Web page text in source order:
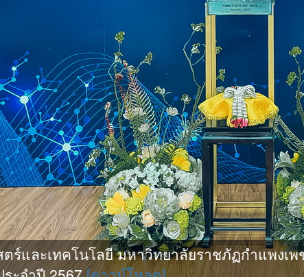
ร์และเทคโนโลยี มหาวิทยาลัยราชภัฏกำแพงเ